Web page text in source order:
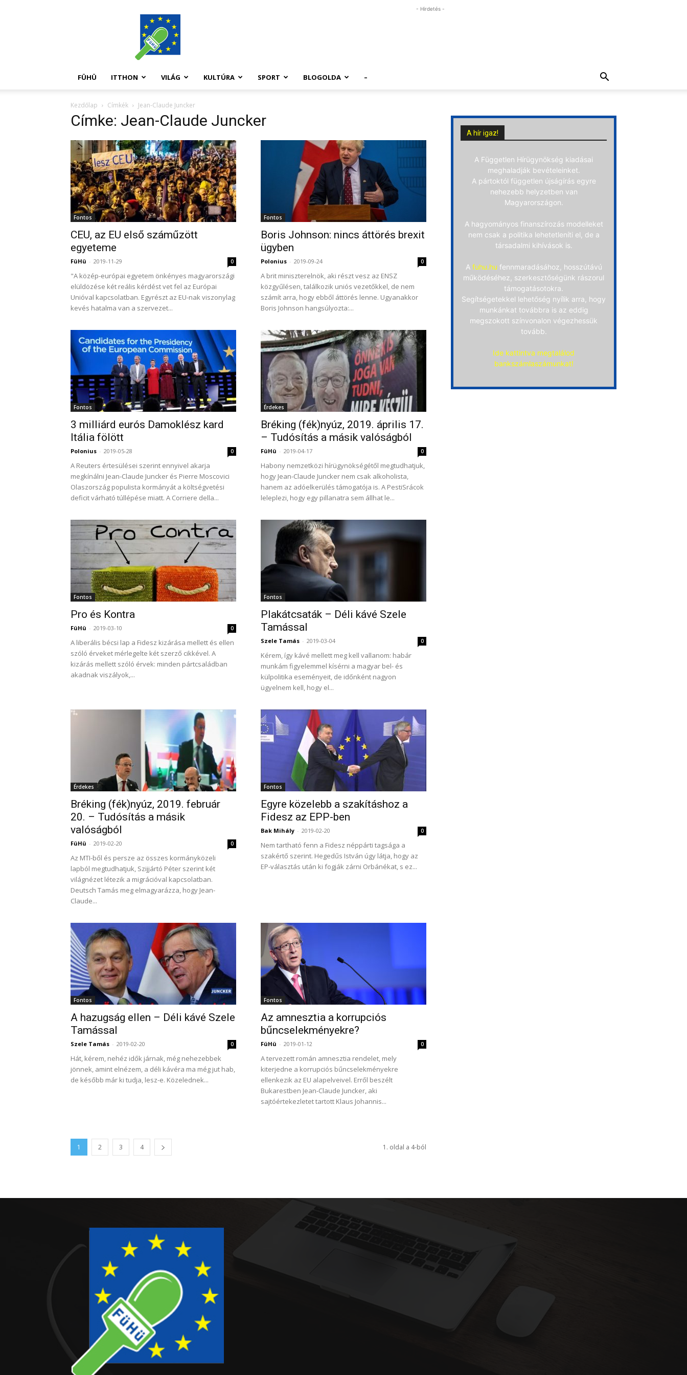
FüHü
- Hirdetés -
FÜHÜ ITTHON VILÁG KULTÚRA SPORT BLOGOLDA –
Kezdőlap Címkék Jean-Claude Juncker
Címke: Jean-Claude Juncker
Fontos
CEU, az EU első száműzött
egyeteme
FüHü - 2019-11-29 0
"A közép-európai egyetem önkényes magyarországi
elüldözése két reális kérdést vet fel az Európai
Unióval kapcsolatban. Egyrészt az EU-nak viszonylag
kevés hatalma van a szervezet...
Fontos
Boris Johnson: nincs áttörés brexit
ügyben
Polonius - 2019-09-24 0
A brit miniszterelnök, aki részt vesz az ENSZ
közgyűlésen, találkozik uniós vezetőkkel, de nem
számít arra, hogy ebből áttörés lenne. Ugyanakkor
Boris Johnson hangsúlyozta:...
Fontos
3 milliárd eurós Damoklész kard
Itália fölött
Polonius - 2019-05-28 0
A Reuters értesülései szerint ennyivel akarja
megkínálni Jean-Claude Juncker és Pierre Moscovici
Olaszország populista kormányát a költségvetési
deficit várható túllépése miatt. A Corriere della...
Érdekes
Bréking (fék)nyúz, 2019. április 17.
– Tudósítás a másik valóságból
FüHü - 2019-04-17 0
Habony nemzetközi hírügynökségétől megtudhatjuk,
hogy Jean-Claude Juncker nem csak alkoholista,
hanem az adóelkerülés támogatója is. A PestiSrácok
leleplezi, hogy egy pillanatra sem állhat le...
Fontos
Pro és Kontra
FüHü - 2019-03-10 0
A liberális bécsi lap a Fidesz kizárása mellett és ellen
szóló érveket mérlegelte két szerző cikkével. A
kizárás mellett szóló érvek: minden pártcsaládban
akadnak viszályok,...
Fontos
Plakátcsaták – Déli kávé Szele
Tamással
Szele Tamás - 2019-03-04 0
Kérem, így kávé mellett meg kell vallanom: habár
munkám figyelemmel kísérni a magyar bel- és
külpolitika eseményeit, de időnként nagyon
ügyelnem kell, hogy el...
Érdekes
Bréking (fék)nyúz, 2019. február
20. – Tudósítás a másik
valóságból
FüHü - 2019-02-20 0
Az MTI-ből és persze az összes kormányközeli
lapból megtudhatjuk, Szijjártó Péter szerint két
világnézet létezik a migrációval kapcsolatban.
Deutsch Tamás meg elmagyarázza, hogy Jean-
Claude...
Fontos
Egyre közelebb a szakításhoz a
Fidesz az EPP-ben
Bak Mihály - 2019-02-20 0
Nem tartható fenn a Fidesz néppárti tagsága a
szakértő szerint. Hegedűs István úgy látja, hogy az
EP-választás után ki fogják zárni Orbánékat, s ez...
Fontos
A hazugság ellen – Déli kávé Szele
Tamással
Szele Tamás - 2019-02-20 0
Hát, kérem, nehéz idők járnak, még nehezebbek
jönnek, amint elnézem, a déli kávéra ma még jut hab,
de később már ki tudja, lesz-e. Közelednek...
Fontos
Az amnesztia a korrupciós
bűncselekményekre?
FüHü - 2019-01-12 0
A tervezett román amnesztia rendelet, mely
kiterjedne a korrupciós bűncselekményekre
ellenkezik az EU alapelveivel. Erről beszélt
Bukarestben Jean-Claude Juncker, aki
sajtóértekezletet tartott Klaus Johannis...
1 2 3 4 1. oldal a 4-ból
A hír igaz!
A Független Hírügynökség kiadásai
meghaladják bevételeinket.
A pártoktól független újságírás egyre
nehezebb helyzetben van
Magyarországon.
A hagyományos finanszírozás modelleket
nem csak a politika lehetetleníti el, de a
társadalmi kihívások is.
A fuhu.hu fennmaradásához, hosszútávú
működéséhez, szerkesztőségünk rászorul
támogatásotokra.
Segítségetekkel lehetőség nyílik arra, hogy
munkánkat továbbra is az eddig
megszokott színvonalon végezhessük
tovább.
Ide kattintva megtalálod
bankszámlaszámunkat!